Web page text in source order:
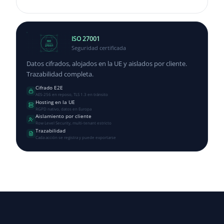
ISO
27001
ISO 27001
Seguridad certificada
Datos cifrados, alojados en la UE y aislados por cliente.
Trazabilidad completa.
Cifrado E2E
AES-256 en reposo, TLS 1.3 en tránsito
Hosting en la UE
RGPD nativo, datos en Europa
Aislamiento por cliente
Row Level Security, multi-tenant estricto
Trazabilidad
Cada acción se registra y puede exportarse